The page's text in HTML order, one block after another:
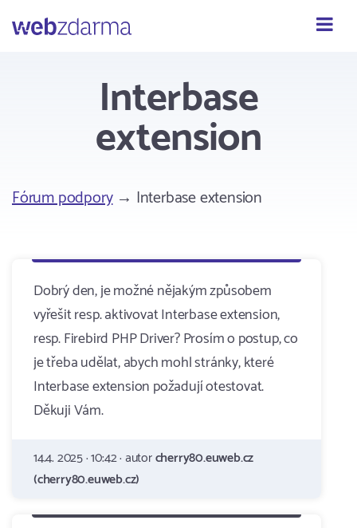
Webzdarma
Interbase
extension
Fórum podpory→ Interbase extension
Dobrý den, je možné nějakým způsobem
vyřešit resp. aktivovat Interbase extension,
resp. Firebird PHP Driver? Prosím o postup, co
je třeba udělat, abych mohl stránky, které
Interbase extension požadují otestovat.
Děkuji Vám.
14.4. 2025 · 10:42 · autorcherry80.euweb.cz
(cherry80.euweb.cz)